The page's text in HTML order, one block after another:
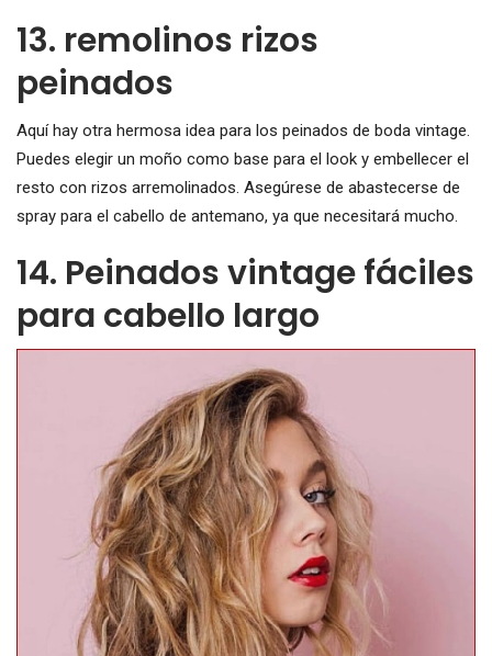
13. remolinos rizos
peinados
Aquí hay otra hermosa idea para los peinados de boda vintage.
Puedes elegir un moño como base para el look y embellecer el
resto con rizos arremolinados. Asegúrese de abastecerse de
spray para el cabello de antemano, ya que necesitará mucho.
14. Peinados vintage fáciles
para cabello largo